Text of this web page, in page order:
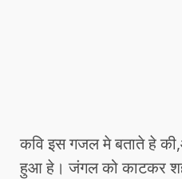
कवि इस गजल मे बताते हे
हुआ हे। जंगल को काटकर